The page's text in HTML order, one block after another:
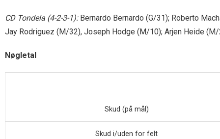
CD Tondela (4-2-3-1):Bernardo Bernardo (G/31); Roberto
Jay Rodriguez (M/32), Joseph Hodge (M/10); Arjen Heide
Nøgletal
Skud (på mål)
Skud i/uden for felt